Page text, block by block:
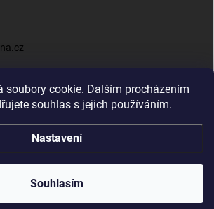
soubory cookie. Dalším procházením
souhlas s jejich používáním.
Nastavení
Souhlasím